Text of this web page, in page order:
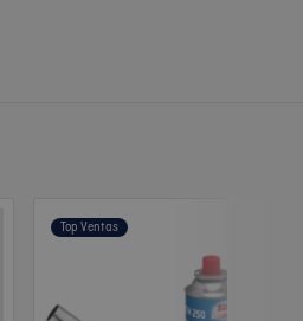
Top Ventas